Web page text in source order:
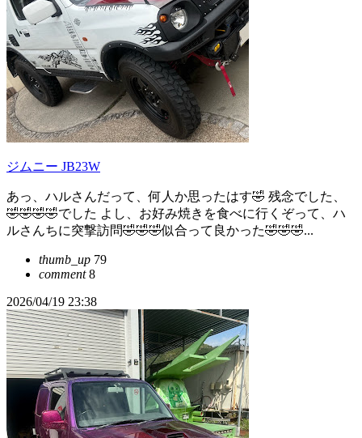
ジムニー JB23W
あっ、ハルさんだって、何人か思ったはす🤣 残念でした、
🤣🤣🤣🤣でした よし、お好み焼きを食べに行くぞって、ハ
ルさんちに突撃訪問🤣🤣🤣似合って良かった🤣🤣🤣...
thumb_up 79
comment8
2026/04/19 23:38